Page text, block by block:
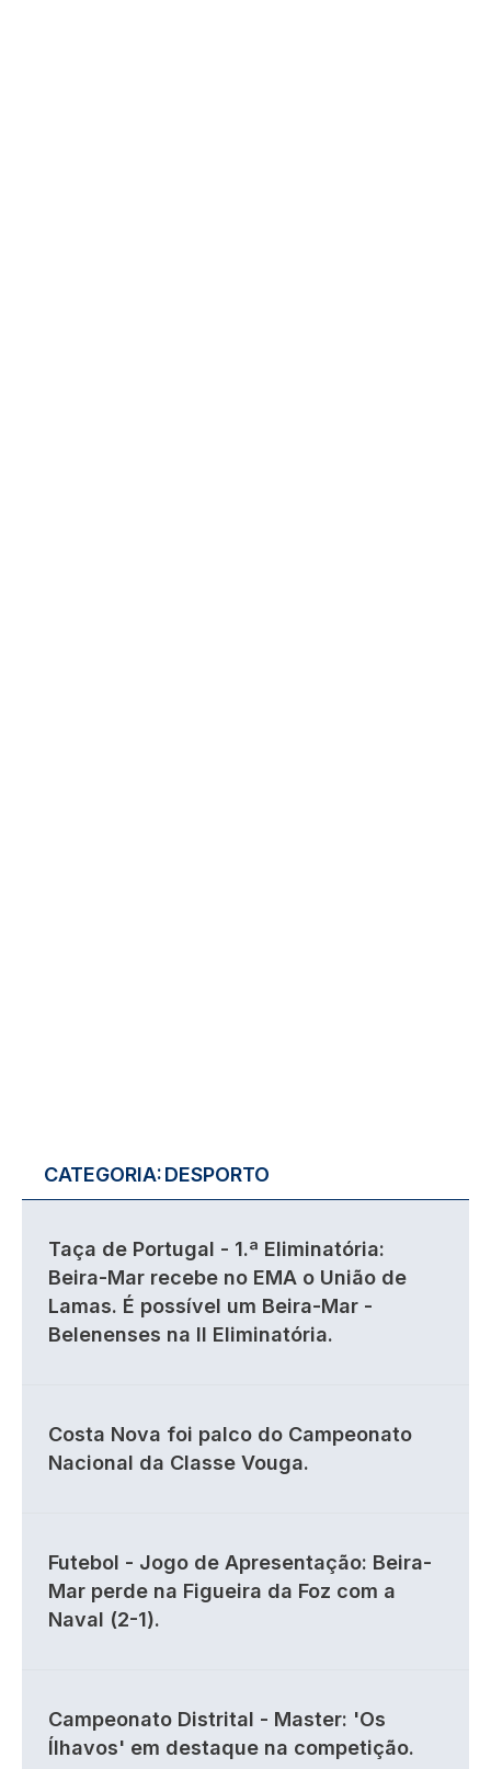
CATEGORIA:DESPORTO
Taça de Portugal - 1.ª Eliminatória:
Beira-Mar recebe no EMA o União de
Lamas. É possível um Beira-Mar -
Belenenses na II Eliminatória.
Costa Nova foi palco do Campeonato
Nacional da Classe Vouga.
Futebol - Jogo de Apresentação: Beira-
Mar perde na Figueira da Foz com a
Naval (2-1).
Campeonato Distrital - Master: 'Os
Ílhavos' em destaque na competição.